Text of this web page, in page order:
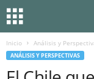
Inicio Análisis y
ANÁLISIS Y PERSPECTIVAS